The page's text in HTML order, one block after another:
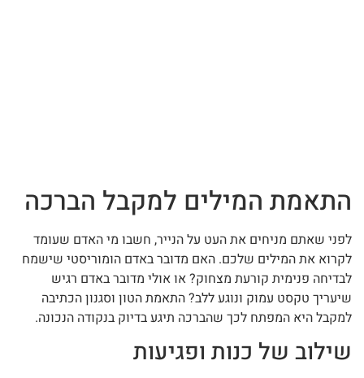
התאמת המילים למקבל הברכה
לפני שאתם מניחים את העט על הנייר, חשבו מי האדם שעומד
לקרוא את המילים שלכם. האם מדובר באדם הומוריסטי שישמח
לבדיחה פנימית קורעת מצחוק? או אולי מדובר באדם רגיש
שיעריך טקסט עמוק ונוגע ללב? התאמת הטון וסגנון הכתיבה
למקבל היא המפתח לכך שהברכה תיגע בדיוק בנקודה הנכונה.
שילוב של כנות ופגיעות